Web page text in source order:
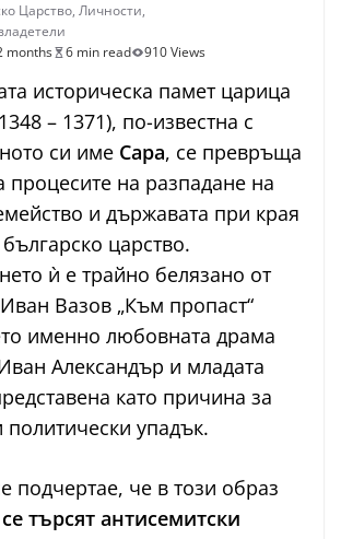
Царство, Личности,
months 6 min read 910 Views
историческа памет царица
– 1371), по-известна с
си име Сара, се превръща
процесите на разпадане на
и държавата при края
царство.
ѝ е трайно белязано от
Вазов „Към пропаст“
именно любовната драма
Александър и младата
като причина за
упадък.
подчертае, че в този образ
търсят антисемитски